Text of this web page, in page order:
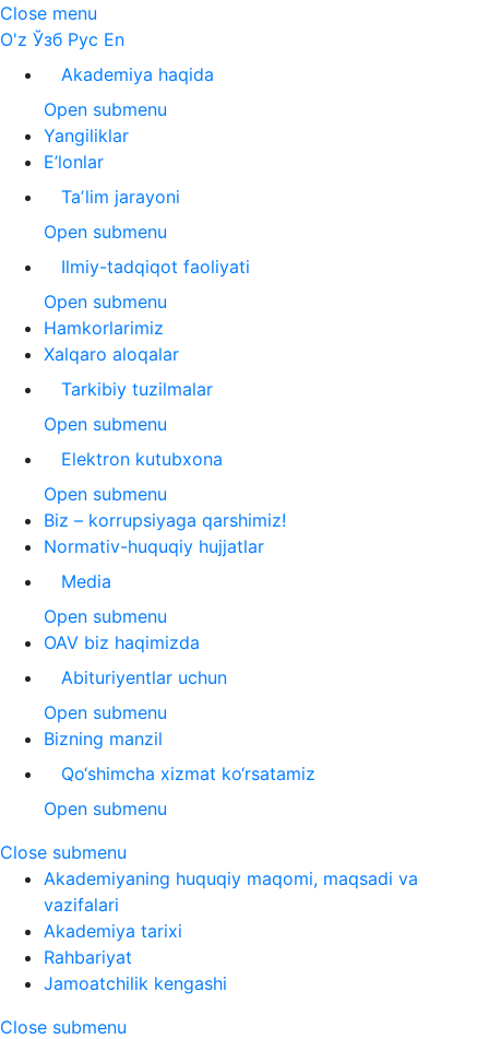
Close menu
O'z Ўзб Рус En
Akademiya haqida
Open submenu
Yangiliklar
E’lonlar
Taʼlim jarayoni
Open submenu
Ilmiy-tadqiqot faoliyati
Open submenu
Hamkorlarimiz
Xalqaro aloqalar
Tarkibiy tuzilmalar
Open submenu
Elektron kutubxona
Open submenu
Biz – korrupsiyaga qarshimiz!
Normativ-huquqiy hujjatlar
Media
Open submenu
OAV biz haqimizda
Abituriyentlar uchun
Open submenu
Bizning manzil
Qo‘shimcha xizmat ko‘rsatamiz
Open submenu
Close submenu
Akademiyaning huquqiy maqomi, maqsadi va
vazifalari
Akademiya tarixi
Rahbariyat
Jamoatchilik kengashi
Close submenu